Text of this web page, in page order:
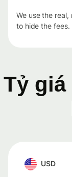
We use the
to hide the fees.
Tỷ giá
USD